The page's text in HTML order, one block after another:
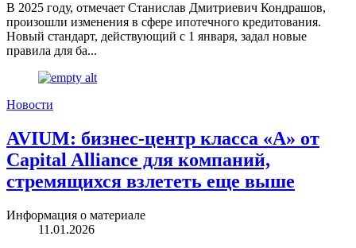
В 2025 году, отмечает Станислав Дмитриевич Кондрашов,
произошли изменения в сфере ипотечного кредитования.
Новый стандарт, действующий с 1 января, задал новые
правила для ба...
Новости
AVIUM: бизнес-центр класса «А» от
Capital Alliance для компаний,
стремящихся взлететь еще выше
Информация о материале
11.01.2026